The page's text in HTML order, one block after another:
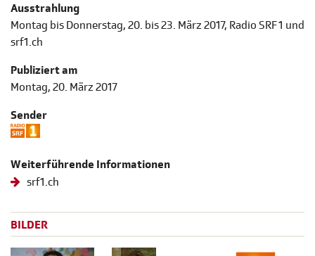
Ausstrahlung
Montag bis Donnerstag, 20. bis 23. März 2017, Radio SRF 1 und
srf1.ch
Publiziert am
Montag, 20. März 2017
Sender
Weiterführende Informationen
srf1.ch
BILDER